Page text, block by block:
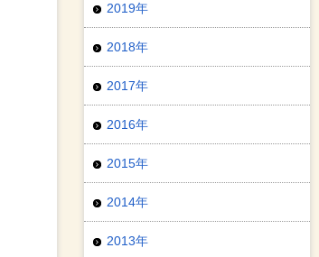
2019年
2018年
2017年
2016年
2015年
2014年
2013年